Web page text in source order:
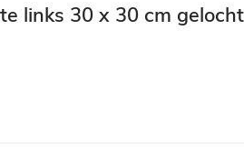
links 30 x 30 cm gelocht